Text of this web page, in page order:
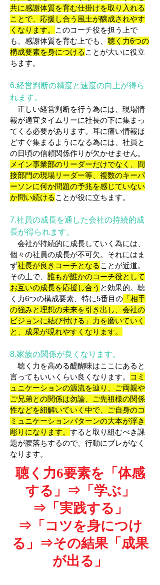
共に感謝体質を育む仕掛けを取り入れる
ことで、応援し合う風土が醸成されやす
くなります。
このコーチ役を担う上で
も、感謝体質を育む上でも、 聴く力6つの
構成要素を身につける ことが大いに役立
ちます。
6.経営判断の精度と速度の向上が得ら
れます。
正しい経営判断を行う為には、現場情
報が適宜タイムリーに社長の下に集まっ
てくる必要があります。耳に痛い情報ほ
どすぐ集まるようになる為には、社員と
の日頃の信頼関係作りが欠かせません。
メイン事業部のリーダーだけでなく、間
接部門の現場リーダー等、複数のキーパ
ーソンに何か問題の予兆を感じていない
か問い続ける ことが役に立ちます。
7.社員の成長を通した会社の持続的成
長が得られます。
会社が持続的に成長していく為には、
個々の社員の成長が不可欠。それにはま
ず社長が良きコーチとなる ことが近道。
その上で、 誰もが誰かのコーチ役として
お互いの成長を応援し合う と効果的。聴
く力6つの構成要素、特に5番目の 「相手
の強みと理想の未来を引き出し、会社の
ビジョンに結び付ける」力を磨いていく
と、成果が現れやすくなります。
8.家族の関係が良くなります。
聴く力を高める醍醐味はここにあると
言ってもいいくらい良くなります。
コミ
ュニケーションの源流を辿り、ご両親や
ご兄弟との関係は勿論、ご先祖様の関係
性などを紐解いていく中で、ご自身のコ
ミュニケーションパターンの大本が浮き
彫りになります。 すると取り組むべき課
題が腹落ちするので、行動にブレがなく
なります。
聴く力6要素を「体感
する」⇒「学ぶ」
⇒「実践する」
⇒ 「コツを身につけ
る」⇒その結果「成果
が出る」